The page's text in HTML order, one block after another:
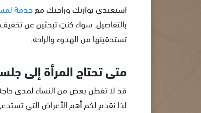
استعيدي توازنك وراحتك معخدمة
بالتفاصيل. سواء كنتِ تبحثين عن
تستحقينها من الهدوء والراحة.
متى تحتاج المرأة إلى
قد لا تفطن بعض من النساء لمدى
لذا نقدم لكم أهم الأعراض التي